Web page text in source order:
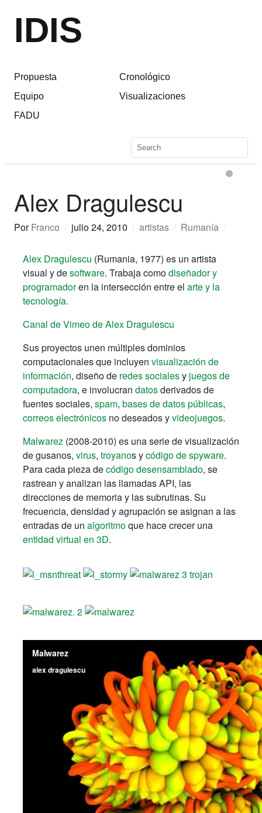
IDIS
Propuesta
Equipo
FADU
Cronológico
Visualizaciones
Alex Dragulescu
PorFranco / julio 24, 2010 / artistas / Rumanía /
Alex Dragulescu (Rumania, 1977) es un artista
visual y desoftware. Trabaja comodiseñador y
programadoren la intersección entre el arte y la
tecnología.
Canal de Vimeo de Alex Dragulescu
Sus proyectos unen múltiples dominios
computacionales que incluyen visualización de
información, diseño de redes socialesy juegos de
computadora, e involucran datosderivados de
fuentes sociales, spam, bases de datos públicas,
correos electrónicos no deseados yvideojuegos.
Malwarez (2008-2010) es una serie de visualización
de gusanos, virus, troyanos ycódigo de spyware.
Para cada pieza decódigo desensamblado, se
rastrean y analizan las llamadas API, las
direcciones de memoria y las subrutinas. Su
frecuencia, densidad y agrupación se asignan a las
entradas de un algoritmoque hace crecer una
entidad virtual en 3D.